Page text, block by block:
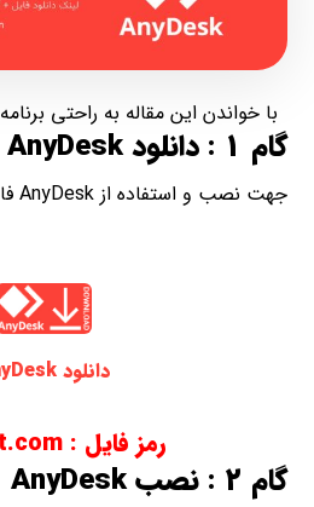
با خواندن این مقاله به راحتی برنامه AnyDesk را نصب کنید.
گام 1 : دانلود AnyDesk
جهت نصب و استفاده از AnyDesk فایل زیر را دانلود کنید.
دانلود AnyDesk
رمز فایل : tiamnet.com
گام 2 : نصب AnyDesk